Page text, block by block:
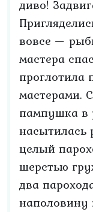
диво!
вовсе —
мастера
проглотила
мастерами.
пампушка в
насытилась
целый
шерстью
два
наполовину